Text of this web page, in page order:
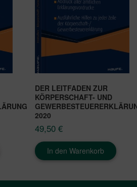
DER LEITFADEN ZUR
KÖRPERSCHAFT- UND
2020
49,50 €
In den Warenkorb